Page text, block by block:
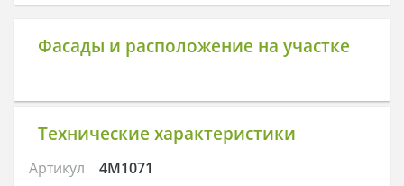
Фасады и расположение на участке
Технические характеристики
Артикул
4M1071